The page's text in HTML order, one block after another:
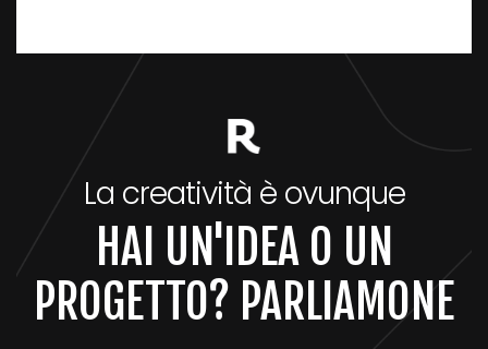
La creatività è ovunque
HAI UN'IDEA O UN
PROGETTO? PARLIAMONE